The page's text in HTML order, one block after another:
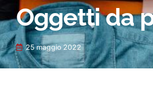
Oggetti da
25 maggio 2022